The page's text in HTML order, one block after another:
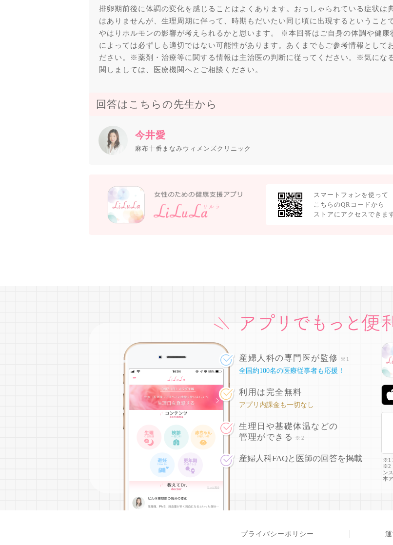
排卵期前後に体調の変化を感じることはよくあります。おっしゃられている症状は
はありませんが、生理周期に伴って、時期もだいたい同じ頃に出現するということ
やはりホルモンの影響が考えられるかと思います。 ※本回答はご自身の体調や健康
によっては必ずしも適切ではない可能性があります。あくまでもご参考情報として
ださい。※薬剤・治療等に関する情報は主治医の判断に従ってください。※気にな
関しましては、医療機関へとご相談ください。
回答はこちらの先生から
今井愛
麻布十番まなみウィメンズクリニック
スマートフォンを使って
こちらのQRコードから
ストアにアクセスできま
産婦人科の専門医が監修 ※1
全国約100名の医療従事者も応援！
利用は完全無料
アプリ内課金も一切なし
生理日や基礎体温などの
管理ができる
※2
産婦人科FAQと医師の回答を掲載
※1
※2
ン
本
プライバシーポリシー